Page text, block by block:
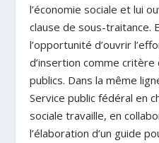
l’économie sociale et lui
clause de sous-traitance.
l’opportunité d’ouvrir
d’insertion comme
publics. Dans la même
Service public fédéral en
sociale travaille, en
l’élaboration d’un guide